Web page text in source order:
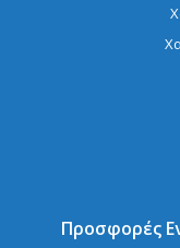
Προσφορές